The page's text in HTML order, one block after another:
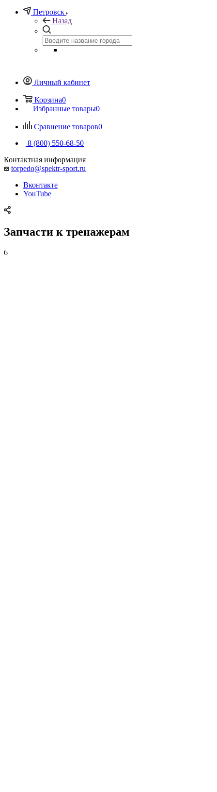
Петровск
Назад
Личный кабинет
Корзина0
Избранные товары0
Сравнение товаров0
8 (800) 550-68-50
Контактная информация
torpedo@spektr-sport.ru
Вконтакте
YouTube
Запчасти к тренажерам
6